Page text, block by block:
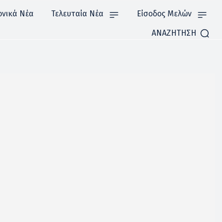
Νέα Τελευταία Νέα Είσοδος Μελών
ΑΝΑΖΗΤΗΣΗ